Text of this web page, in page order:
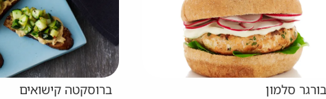
ברוסקטה קישואים טוסט כמו בחנויות